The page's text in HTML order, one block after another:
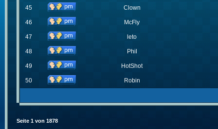
45 Clown
46 McFly
47 leto
48 Phil
49 HotShot
50 Robin
Seite 1 von 1878